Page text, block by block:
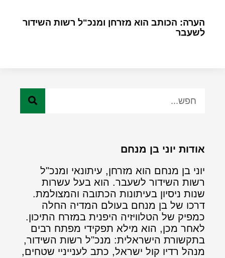
הערה: הכותב הוא מזרחן ומנכ"ל רשות השידור
לשעבר
אודות יוני בן מנחם
יוני בן מנחם הוא מזרחן, עיתונאי ומנכ"ל
רשות השידור לשעבר. הוא בעל עשרות
שנות ניסיון בעיתונות הכתובה והמצולמת.
דרכו של בן מנחם בעולם המדיה החלה
כמפיק של הטלוויזיה היפנית במזרח התיכון.
לאחר מכן, הוא מילא תפקידי מפתח רבים
בתקשורת הישראלית: מנכ"ל רשות השידור,
מנהל רדיו קול ישראל, כתב לענייניי שטחים,